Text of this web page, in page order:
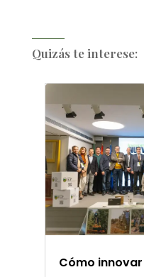
Quizás te interese:
Cómo